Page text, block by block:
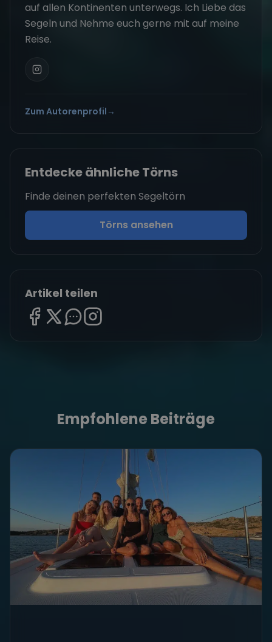
auf allen Kontinenten unterwegs. Ich Liebe das
Segeln und Nehme euch gerne mit auf meine
Reise.
Zum Autorenprofil →
Entdecke ähnliche Törns
Finde deinen perfekten Segeltörn
Törns ansehen
Artikel teilen
Empfohlene Beiträge